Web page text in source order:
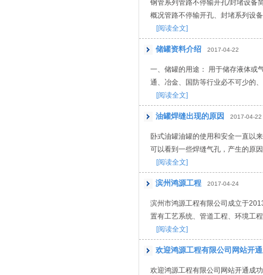
钢管系列管路不停输开孔/封堵设备
概况管路不停输开孔、封堵系列设
[阅读全文]
储罐资料介绍 2017-04-22
一、储罐的用途： 用于储存液体或
通、冶金、国防等行业必不可少的
[阅读全文]
油罐焊缝出现的原因 2017-04-22
卧式油罐油罐的使用和安全一直以
可以看到一些焊缝气孔，产生的原
[阅读全文]
滨州鸿源工程 2017-04-24
滨州市鸿源工程有限公司成立于
置有工艺系统、管道工程、环境工
[阅读全文]
欢迎鸿源工程有限公司网站开
欢迎鸿源工程有限公司网站开通成